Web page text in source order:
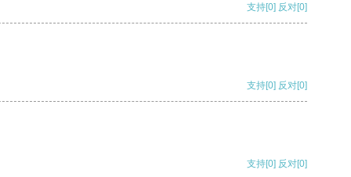
支持[0] 反对[0]
支持[0] 反对[0]
支持[0] 反对[0]